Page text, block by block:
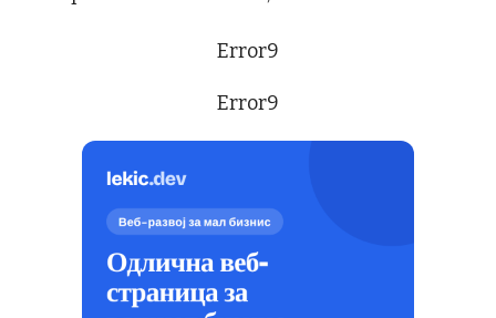
Error9
Error9